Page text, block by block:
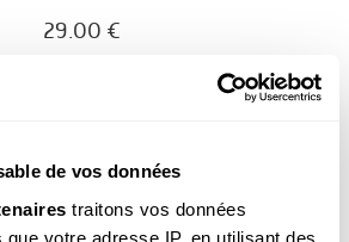
de vos données
traitons vos données
que votre adresse IP, en utilisant des
29.00 €